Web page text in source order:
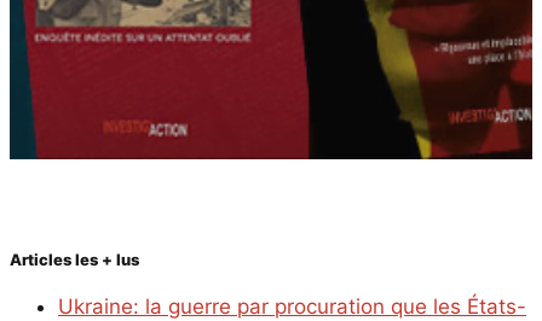
Articles les + lus
Ukraine: la guerre par procuration que les États-